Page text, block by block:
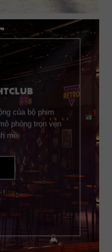
của bộ phim
phỏng trọn vẹn
mẽ